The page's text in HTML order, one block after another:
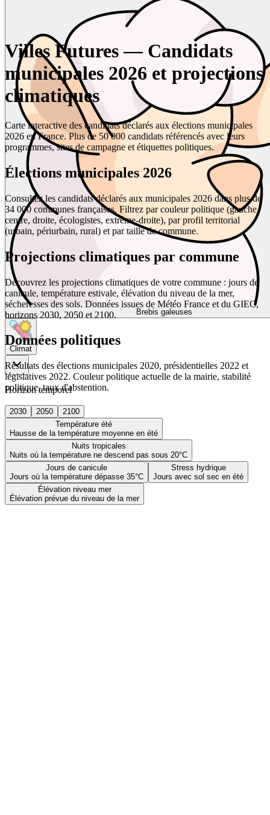
Brebis galeuses
Climat
Horizon temporel
2030 2050
2100
Température été
Hausse de la température moyenne en été
Nuits tropicales
Nuits où la température ne descend pas sous 20°C
Jours de canicule
Jours où la température dépasse 35°C
Stress hydrique
Jours avec sol sec en été
Élévation niveau mer
Élévation prévue du niveau de la mer
Villes Futures — Candidats
municipales 2026 et projections
climatiques
Carte interactive des candidats déclarés aux élections municipales
2026 en France. Plus de 50 000 candidats référencés avec leurs
programmes, sites de campagne et étiquettes politiques.
Élections municipales 2026
Consultez les candidats déclarés aux municipales 2026 dans plus de
34 000 communes françaises. Filtrez par couleur politique (gauche,
centre, droite, écologistes, extrême-droite), par profil territorial
(urbain, périurbain, rural) et par taille de commune.
Projections climatiques par commune
Découvrez les projections climatiques de votre commune : jours de
canicule, température estivale, élévation du niveau de la mer,
sécheresses des sols. Données issues de Météo France et du GIEC,
horizons 2030, 2050 et 2100.
Données politiques
Résultats des élections municipales 2020, présidentielles 2022 et
législatives 2022. Couleur politique actuelle de la mairie, stabilité
politique, taux d'abstention.